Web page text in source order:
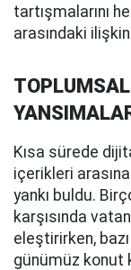
tartışmalarını
arasındaki
Kısa sürede
içerikleri
yankı buldu.
karşısında
eleştirirken,
günümüz konut